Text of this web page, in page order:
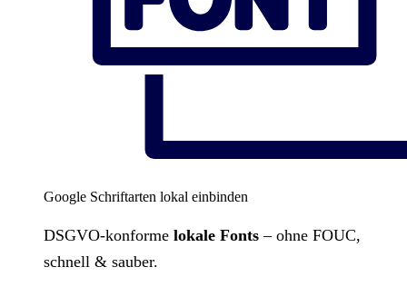
Google Schriftarten lokal einbinden
DSGVO-konforme lokale Fonts – ohne FOUC,
schnell & sauber.